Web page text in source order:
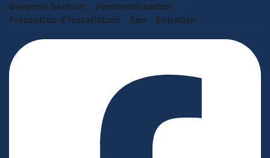
Garantie barnum
Personnalisation
Précaution d'installation
Sav Entretien